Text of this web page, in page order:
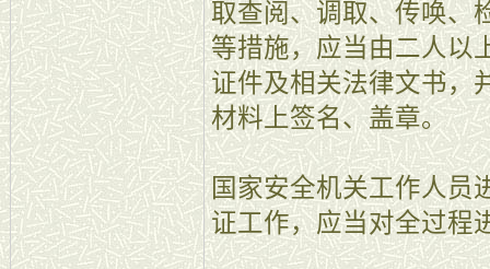
取查阅、调取、传唤、
等措施，应当由二人以
证件及相关法律文书，
材料上签名、盖章。
国家安全机关工作人员
证工作，应当对全过程